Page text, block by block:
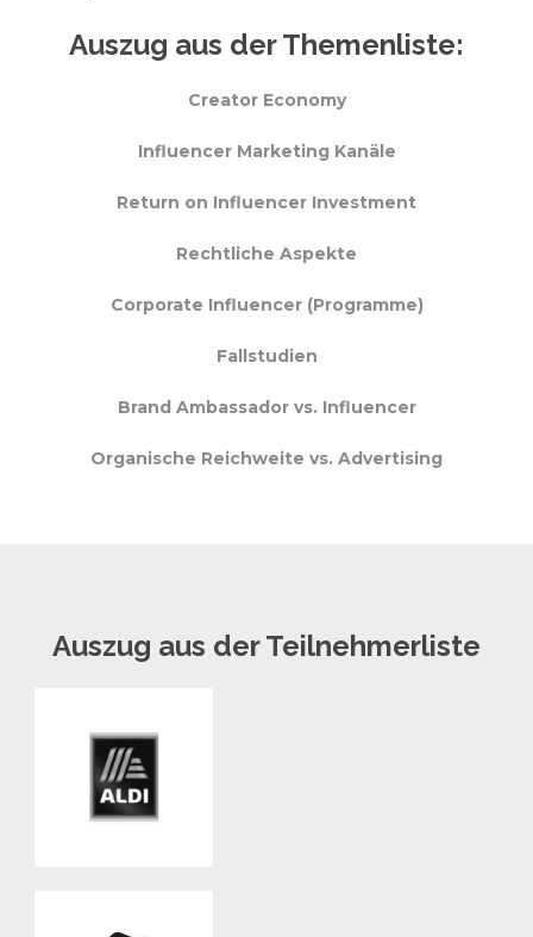
Auszug aus der Themenliste:
Creator Economy
Influencer Marketing Kanäle
Return on Influencer Investment
Rechtliche Aspekte
Corporate Influencer (Programme)
Fallstudien
Brand Ambassador vs. Influencer
Organische Reichweite vs. Advertising
Auszug aus der Teilnehmerliste